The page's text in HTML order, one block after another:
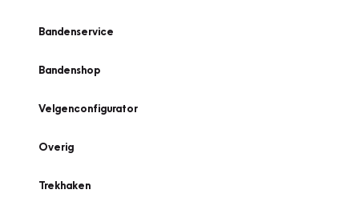
Bandenservice
Bandenshop
Velgenconfigurator
Overig
Trekhaken